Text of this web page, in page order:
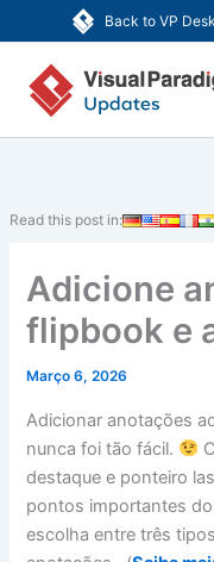
Back to VP
to
content
Read this post in:
Adicione
flipbook e
Março 6, 2026
Adicionar anotações
nunca foi tão fácil.
destaque e ponteiro
pontos importantes
escolha entre três